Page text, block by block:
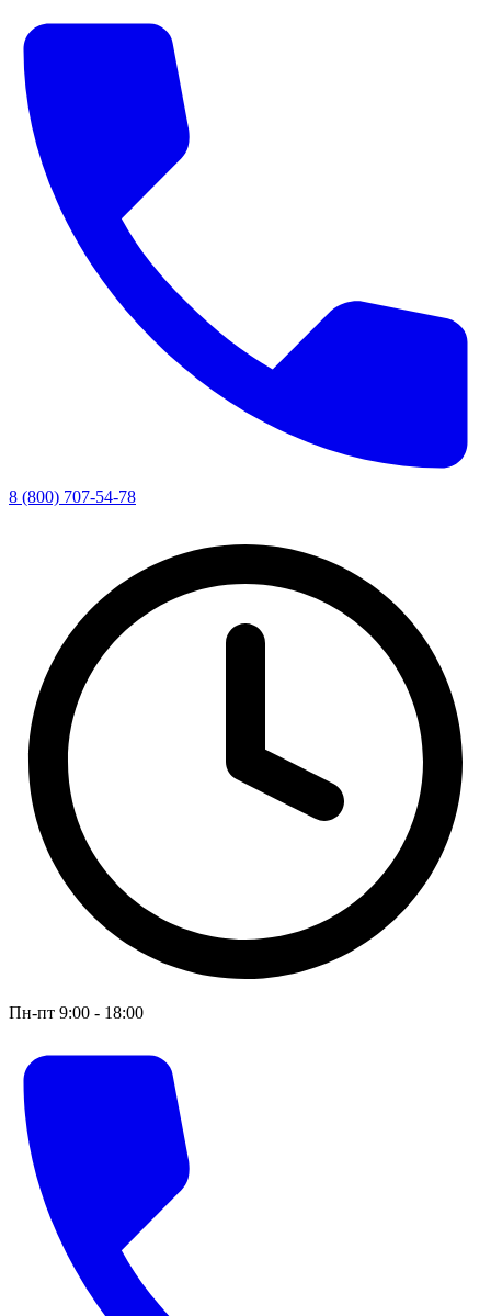
8 (800) 707-54-78
Пн-пт 9:00 - 18:00